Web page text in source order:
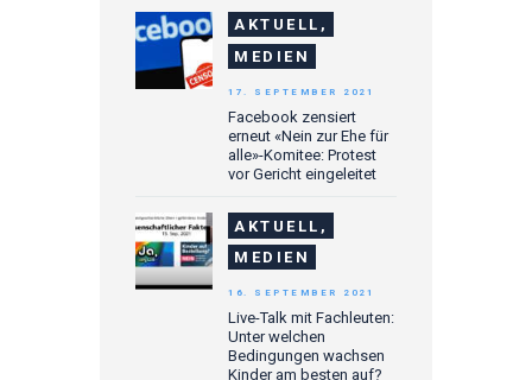
AKTUELL,
MEDIEN
Facebook zensiert
erneut «Nein zur Ehe für
alle»-Komitee: Protest
vor Gericht eingeleitet
17. SEPTEMBER 2021
AKTUELL,
MEDIEN
Live-Talk mit Fachleuten:
Unter welchen
Bedingungen wachsen
Kinder am besten auf?
16. SEPTEMBER 2021